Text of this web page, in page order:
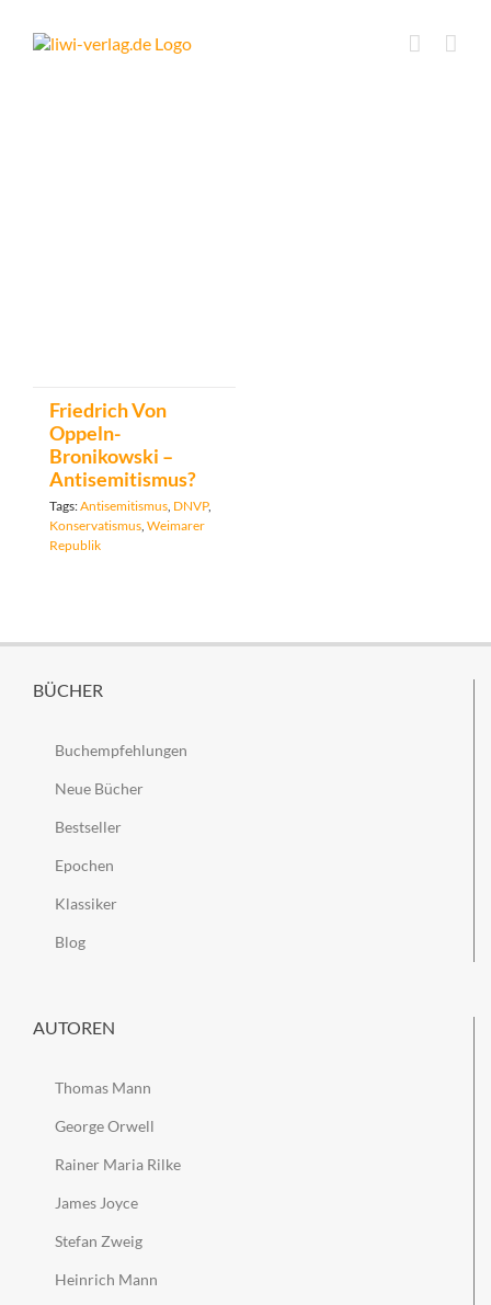
content
Friedrich Von
Oppeln-
Bronikowski –
Antisemitismus?
Tags:Antisemitismus DNVP,
Konservatismus Weimarer
Republik
BÜCHER
Buchempfehlungen
Neue Bücher
Bestseller
Epochen
Klassiker
Blog
AUTOREN
Thomas Mann
George Orwell
Rainer Maria Rilke
James Joyce
Stefan Zweig
Heinrich Mann